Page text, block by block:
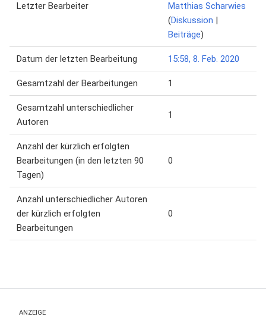
Letzter Bearbeiter
Matthias Scharwies
(Diskussion |
Beiträge)
Datum der letzten Bearbeitung 15:58, 8. Feb. 2020
Gesamtzahl der Bearbeitungen 1
Gesamtzahl unterschiedlicher
Autoren
1
Anzahl der kürzlich erfolgten
Bearbeitungen (in den letzten 90
Tagen)
0
Anzahl unterschiedlicher Autoren
der kürzlich erfolgten
Bearbeitungen
0
ANZEIGE